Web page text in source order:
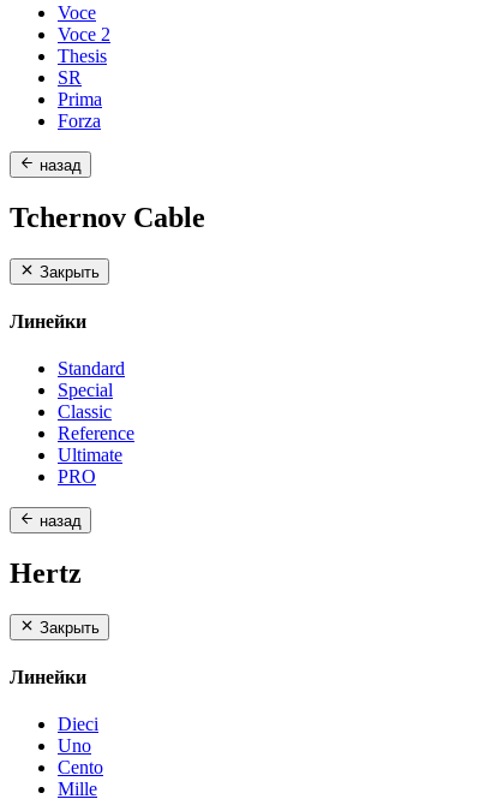
Voce
Voce 2
Thesis
SR
Prima
Forza
назад
Tchernov Cable
Закрыть
Линейки
Standard
Special
Classic
Reference
Ultimate
PRO
назад
Hertz
Закрыть
Линейки
Dieci
Uno
Cento
Mille